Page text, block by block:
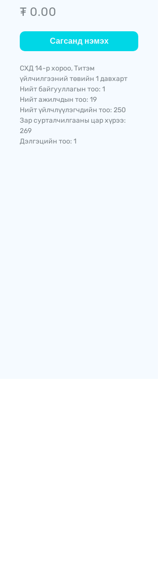
₮ 0.00
Сагсанд нэмэх
СХД 14-р хороо, Титэм
үйлчилгээний төвийн 1 давхарт
Нийт байгууллагын тоо: 1
Нийт ажилчдын тоо: 19
Нийт үйлчлүүлэгчдийн тоо: 250
Зар сурталчилгааны цар хүрээ:
269
Дэлгэцийн тоо: 1